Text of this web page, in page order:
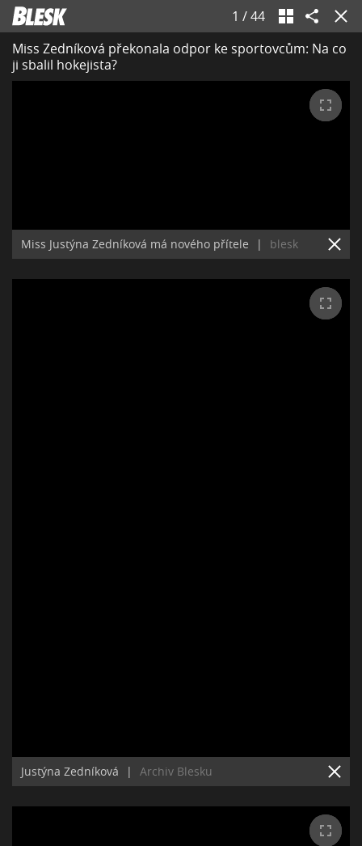
1 /44
Miss Zedníková překonala odpor ke sportovcům: Na co
ji sbalil hokejista?
Miss Justýna Zedníková má nového přítele | blesk
Justýna Zedníková | Archiv Blesku